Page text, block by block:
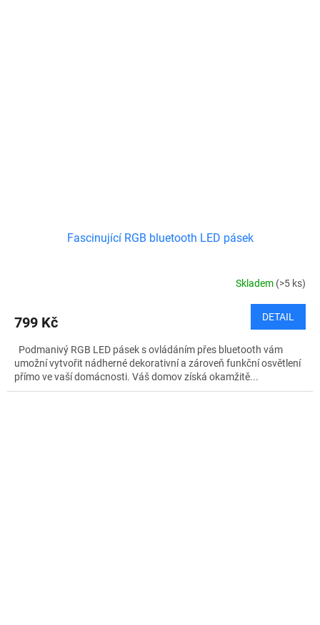
Fascinující RGB bluetooth LED pásek
Skladem (>5 ks)
799 Kč DETAIL
Podmanivý RGB LED pásek s ovládáním přes bluetooth vám
umožní vytvořit nádherné dekorativní a zároveň funkční osvětlení
přímo ve vaší domácnosti. Váš domov získá okamžitě...